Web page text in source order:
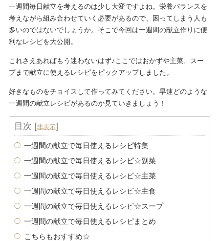
一週間毎日献立を考えるのは少し大変ですよね。栄養バランスを
考えながら組み合わせていく必要があるので、困ってしまう人も
多いのではないでしょうか。そこで今回は一週間の献立作りに便
利なレシピを大公開。
これさえあればもう迷わないはず♪ここではおかずや主菜、スー
プまで献立に使えるレシピをピックアップしました。
好きなものをチョイスして作ってみてください。早速どのような
一週間の献立レシピがあるのか見ていきましょう！
目次 [非表示]
一週間の献立で毎日使えるレシピ特集
一週間の献立で毎日使えるレシピ☆副菜
一週間の献立で毎日使えるレシピ☆主菜
一週間の献立で毎日使えるレシピ☆主食
一週間の献立で毎日使えるレシピ☆スープ
一週間の献立で毎日使えるレシピまとめ
こちらもおすすめ☆